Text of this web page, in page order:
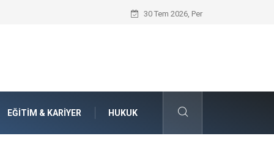
Numaralarla Boyama Kitleri ile
30 Tem 2026, Per
EĞITIM & KARIYER HUKUK